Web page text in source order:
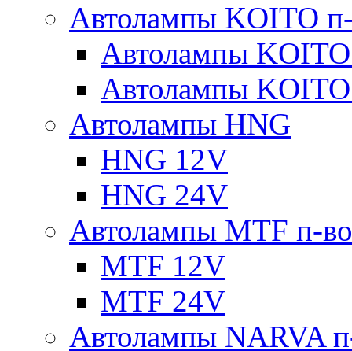
Автолампы KOITO
Автолампы
Автолампы
Автолампы HNG
HNG 12V
HNG 24V
Автолампы MTF п-
MTF 12V
MTF 24V
Автолампы NARVA